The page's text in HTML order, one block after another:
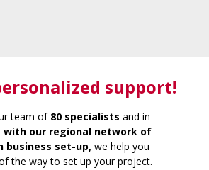
support!
team of 80 specialists and in
with our regional network of
business set-up, we help you
the way to set up your project.